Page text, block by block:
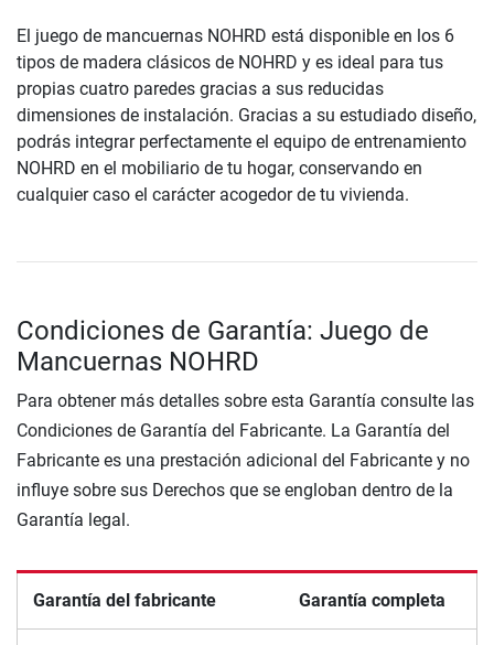
El juego de mancuernas NOHRD está disponible en los 6
tipos de madera clásicos de NOHRD y es ideal para tus
propias cuatro paredes gracias a sus reducidas
dimensiones de instalación. Gracias a su estudiado diseño,
podrás integrar perfectamente el equipo de entrenamiento
NOHRD en el mobiliario de tu hogar, conservando en
cualquier caso el carácter acogedor de tu vivienda.
Condiciones de Garantía: Juego de
Mancuernas NOHRD
Para obtener más detalles sobre esta Garantía consulte las
Condiciones de Garantía del Fabricante. La Garantía del
Fabricante es una prestación adicional del Fabricante y no
influye sobre sus Derechos que se engloban dentro de la
Garantía legal.
Garantía del fabricante Garantía completa